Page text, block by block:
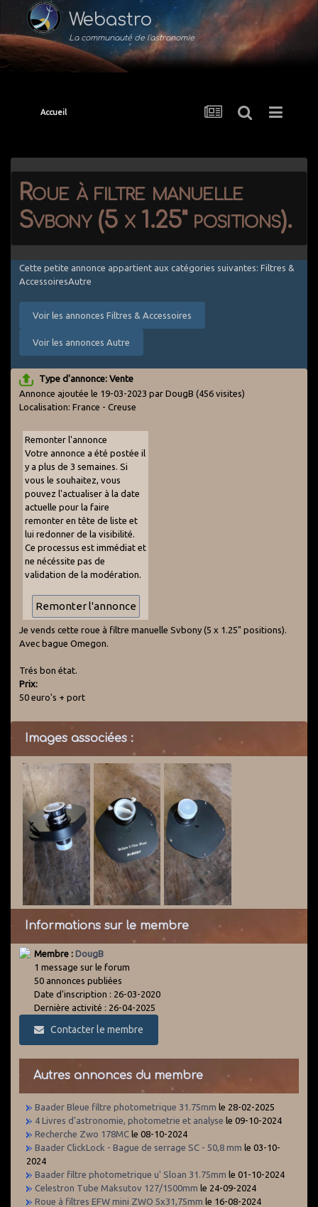
Webastro
La communauté de l'astronomie
Accueil
Roue à filtre manuelle
Svbony (5 x 1.25" positions).
Cette petite annonce appartient aux catégories suivantes: Filtres &
AccessoiresAutre
Voir les annonces Filtres & Accessoires
Voir les annonces Autre
Type d'annonce: Vente
Annonce ajoutée le 19-03-2023 par DougB (456 visites)
Localisation: France - Creuse
Remonter l'annonce
Votre annonce a été postée il
y a plus de 3 semaines. Si
vous le souhaitez, vous
pouvez l'actualiser à la date
actuelle pour la faire
remonter en tête de liste et
lui redonner de la visibilité.
Ce processus est immédiat et
ne nécéssite pas de
validation de la modération.
Je vends cette roue à filtre manuelle Svbony (5 x 1.25" positions).
Avec bague Omegon.
Trés bon état.
Prix:
50 euro's + port
Images associées :
Informations sur le membre
Membre : DougB
1 message sur le forum
50 annonces publiées
Date d'inscription : 26-03-2020
Dernière activité : 26-04-2025
Contacter le membre
Autres annonces du membre
Baader Bleue filtre photometrique 31.75mm le 28-02-2025
4 Livres d'astronomie, photometrie et analyse le 09-10-2024
Recherche Zwo 178MC le 08-10-2024
Baader ClickLock - Bague de serrage SC - 50,8 mm le 03-10-
2024
Baader filtre photometrique u' Sloan 31.75mm le 01-10-2024
Celestron Tube Maksutov 127/1500mm le 24-09-2024
Roue à filtres EFW mini ZWO 5x31,75mm le 16-08-2024